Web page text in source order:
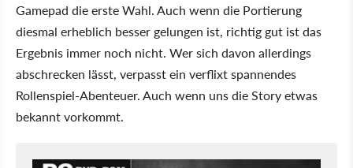
Gamepad die erste Wahl. Auch wenn die Portierung
diesmal erheblich besser gelungen ist, richtig gut ist das
Ergebnis immer noch nicht. Wer sich davon allerdings
abschrecken lässt, verpasst ein verflixt spannendes
Rollenspiel-Abenteuer. Auch wenn uns die Story etwas
bekannt vorkommt.